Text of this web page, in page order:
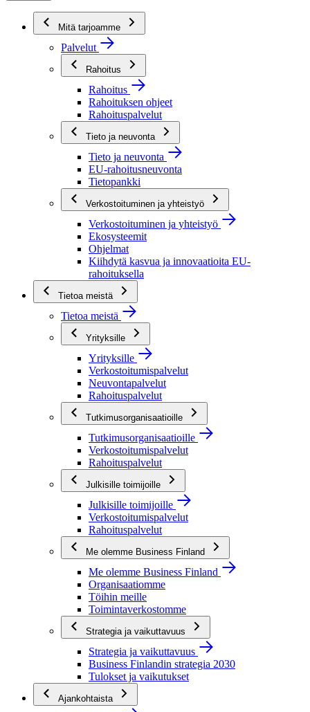
Mitä tarjoamme
Palvelut
Rahoitus
Rahoitus
Rahoituksen ohjeet
Rahoituspalvelut
Tieto ja neuvonta
Tieto ja neuvonta
EU-rahoitusneuvonta
Tietopankki
Verkostoituminen ja yhteistyö
Verkostoituminen ja yhteistyö
Ekosysteemit
Ohjelmat
Kiihdytä kasvua ja innovaatioita EU-
rahoituksella
Tietoa meistä
Tietoa meistä
Yrityksille
Yrityksille
Verkostoitumispalvelut
Neuvontapalvelut
Rahoituspalvelut
Tutkimusorganisaatioille
Tutkimusorganisaatioille
Verkostoitumispalvelut
Rahoituspalvelut
Julkisille toimijoille
Julkisille toimijoille
Verkostoitumispalvelut
Rahoituspalvelut
Me olemme Business Finland
Me olemme Business Finland
Organisaatiomme
Töihin meille
Toimintaverkostomme
Strategia ja vaikuttavuus
Strategia ja vaikuttavuus
Business Finlandin strategia 2030
Tulokset ja vaikutukset
Ajankohtaista